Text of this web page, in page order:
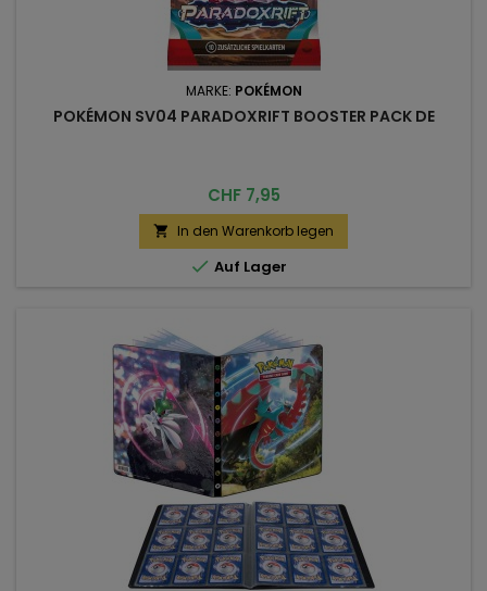
MARKE: POKÉMON
POKÉMON SV04 PARADOXRIFT BOOSTER PACK DE
Preis
CHF 7,95
 In den Warenkorb legen
 Auf Lager